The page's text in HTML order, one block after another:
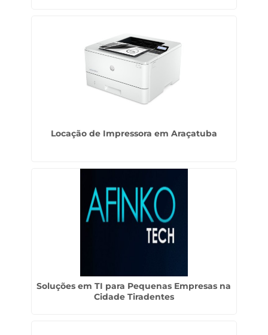
Locação de Impressora em Araçatuba
Soluções em TI para Pequenas Empresas na
Cidade Tiradentes